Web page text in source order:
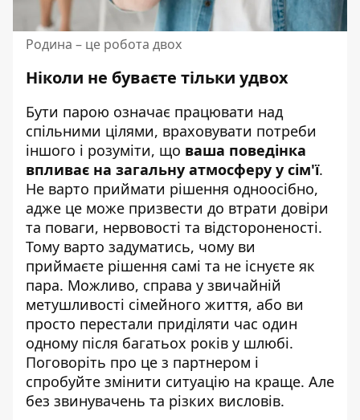
Родина – це робота двох
Ніколи не буваєте тільки удвох
Бути парою означає працювати над
спільними цілями, враховувати потреби
іншого і розуміти, що ваша поведінка
впливає на загальну атмосферу у сім'ї.
Не варто приймати рішення одноосібно,
адже це може призвести до втрати довіри
та поваги, нервовості та відстороненості.
Тому варто задуматись, чому ви
приймаєте рішення самі та не існуєте як
пара. Можливо, справа у звичайній
метушливості сімейного життя, або ви
просто перестали приділяти час один
одному після багатьох років у шлюбі.
Поговоріть про це з партнером і
спробуйте змінити ситуацію на краще. Але
без звинувачень та різких висловів.